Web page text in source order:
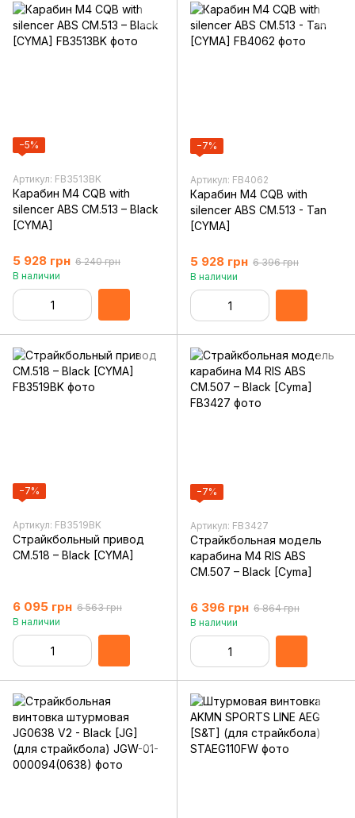
−5%
Артикул: FB3513BK
Карабин M4 CQB with
silencer ABS CM.513 – Black
[CYMA]
5 928 грн 6 240 грн
В наличии
−7%
Артикул: FB4062
Карабин M4 CQB with
silencer ABS CM.513 - Tan
[CYMA]
5 928 грн 6 396 грн
В наличии
−7%
Артикул: FB3519BK
Страйкбольный привод
CM.518 – Black [CYMA]
6 095 грн 6 563 грн
В наличии
−7%
Артикул: FB3427
Страйкбольная модель
карабина M4 RIS ABS
CM.507 – Black [Cyma]
6 396 грн 6 864 грн
В наличии